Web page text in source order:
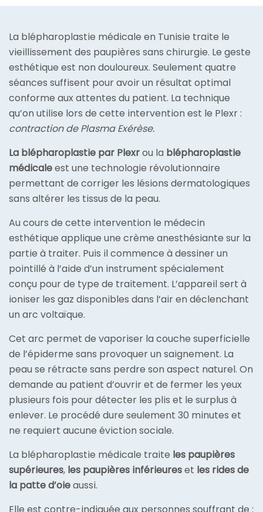
La blépharoplastie médicale en Tunisie traite le
vieillissement des paupières sans chirurgie. Le geste
esthétique est non douloureux. Seulement quatre
séances suffisent pour avoir un résultat optimal
conforme aux attentes du patient. La technique
qu’on utilise lors de cette intervention est le Plexr :
contraction de Plasma Exérèse.
La blépharoplastie par Plexrou la blépharoplastie
médicaleest une technologie révolutionnaire
permettant de corriger les lésions dermatologiques
sans altérer les tissus de la peau.
Au cours de cette intervention le médecin
esthétique applique une crème anesthésiante sur la
partie à traiter. Puis il commence à dessiner un
pointillé à l’aide d’un instrument spécialement
conçu pour de type de traitement. L’appareil sert à
ioniser les gaz disponibles dans l’air en déclenchant
un arc voltaïque.
Cet arc permet de vaporiser la couche superficielle
de l’épiderme sans provoquer un saignement. La
peau se rétracte sans perdre son aspect naturel. On
demande au patient d’ouvrir et de fermer les yeux
plusieurs fois pour détecter les plis et le surplus à
enlever. Le procédé dure seulement 30 minutes et
ne requiert aucune éviction sociale.
La blépharoplastie médicale traite les paupières
supérieures, les paupières inférieureset les rides de
la patte d’oieaussi.